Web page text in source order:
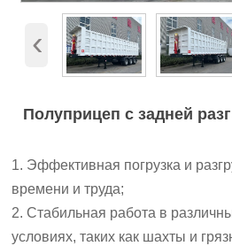
‹
Полуприцеп с задней
1. Эффективная погрузка и
времени и труда;
2. Стабильная работа в
условиях, таких как шахты и